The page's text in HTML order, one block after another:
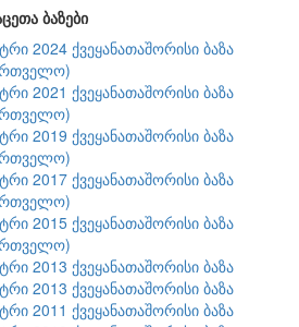
ბაზები
2024 ქვეყანათაშორისი ბაზა
2021 ქვეყანათაშორისი ბაზა
2019 ქვეყანათაშორისი ბაზა
2017 ქვეყანათაშორისი ბაზა
2015 ქვეყანათაშორისი ბაზა
2013 ქვეყანათაშორისი ბაზა
2013 ქვეყანათაშორისი ბაზა
2011 ქვეყანათაშორისი ბაზა